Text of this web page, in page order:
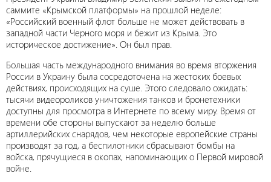
саммите «Крымской платформы» на прошлой неделе:
«Российский военный флот больше не может действовать в
западной части Черного моря и бежит из Крыма. Это
историческое достижение». Он был прав.
Большая часть международного внимания во время вторжения
России в Украину была сосредоточена на жестоких боевых
действиях, происходящих на суше. Этого следовало ожидать:
тысячи видеороликов уничтожения танков и бронетехники
доступны для просмотра в Интернете по всему миру. Время от
времени обе стороны выпускают за неделю больше
артиллерийских снарядов, чем некоторые европейские страны
производят за год, а беспилотники сбрасывают бомбы на
войска, прячущиеся в окопах, напоминающих о Первой мировой
войне.